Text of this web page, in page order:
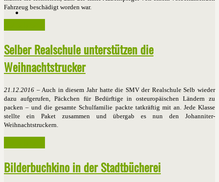
Fahrzeug beschädigt worden war.
Selber Realschule unterstützen die
Weihnachtstrucker
21.12.2016 – Auch in diesem Jahr hatte die SMV der Realschule Selb wieder
dazu aufgerufen, Päckchen für Bedürftige in osteuropäischen Ländern zu
packen – und die gesamte Schulfamilie packte tatkräftig mit an. Jede Klasse
stellte ein Paket zusammen und übergab es nun den Johanniter-
Weihnachtstruckern.
Bilderbuchkino in der Stadtbücherei